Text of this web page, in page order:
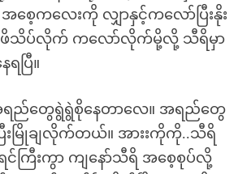
စေ့ကလေးကို လျှာနှင့်ကလော်ပြီးနိုး
သိပ်လိုက် ကလော်လိုက်မို့လို့ သီရိမှာ
ပြီ။
ည်တွေရွဲရွဲစိုနေတာလေ။ အရည်တွေ
းမြိုချလိုက်တယ်။ အားးကိုကို..သီရိ
ကြီးကွာ ကျနော်သီရိ အစေ့စုပ်လို့